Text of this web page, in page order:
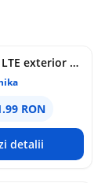
Router 4G LTE exterior Teltonika OTD144, WiFi, Cat 4, 150 Mbps, 2x porturi Ethernet, dual SIM, PoE, management de la distanta
RON
detalii